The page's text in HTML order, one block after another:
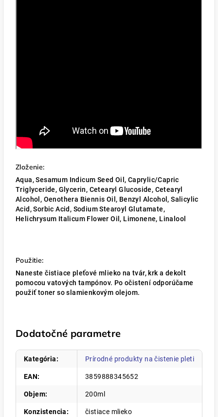
Zloženie:
Aqua, Sesamum Indicum Seed Oil, Caprylic/Capric
Triglyceride, Glycerin, Cetearyl Glucoside, Cetearyl
Alcohol, Oenothera Biennis Oil, Benzyl Alcohol, Salicylic
Acid, Sorbic Acid, Sodium Stearoyl Glutamate,
Helichrysum Italicum Flower Oil, Limonene, Linalool
Použitie:
Naneste čistiace pleťové mlieko na tvár, krk a dekolt
pomocou vatových tampónov. Po očistení odporúčame
použiť toner so slamienkovým olejom.
Dodatočné parametre
Kategória: Prírodné produkty na čistenie pleti
EAN: 3859888345652
Objem: 200ml
Konzistencia: čistiace mlieko